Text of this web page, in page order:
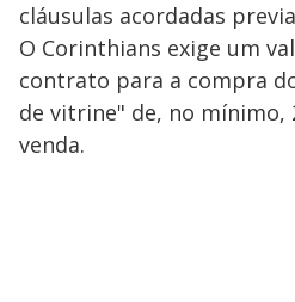
cláusulas acordadas
O Corinthians exige um
contrato para a compra
de vitrine" de, no mínimo,
venda.